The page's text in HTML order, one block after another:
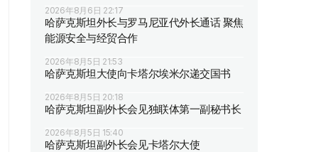
2026年8月6日 22:17
哈萨克斯坦外长与罗马尼亚代外长通话 聚焦
能源安全与经贸合作
2026年8月5日 21:53
哈萨克斯坦大使向卡塔尔埃米尔递交国书
2026年8月5日 20:18
哈萨克斯坦副外长会见独联体第一副秘书长
2026年8月5日 15:40
哈萨克斯坦副外长会见卡塔尔大使